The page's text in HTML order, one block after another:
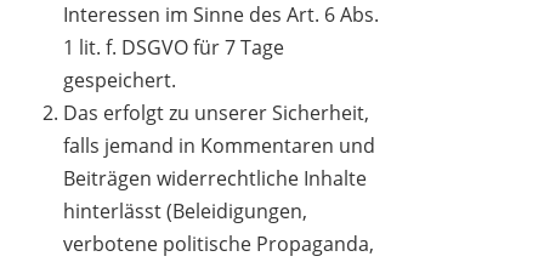
Interessen im Sinne des Art. 6 Abs.
1 lit. f. DSGVO für 7 Tage
gespeichert.
Das erfolgt zu unserer Sicherheit,
falls jemand in Kommentaren und
Beiträgen widerrechtliche Inhalte
hinterlässt (Beleidigungen,
verbotene politische Propaganda,